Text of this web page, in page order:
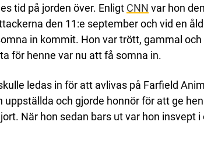
tid på jorden över. Enligt CNN var hon
den 11:e september och vid en
in kommit. Hon var trött, gammal
för henne var nu att få somna in.
ledas in för att avlivas på Farfield
uppställda och gjorde honnör för att ge
När hon sedan bars ut var hon insvept